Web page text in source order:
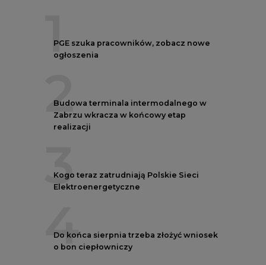
1
PGE szuka pracowników, zobacz nowe
ogłoszenia
2
Budowa terminala intermodalnego w
Zabrzu wkracza w końcowy etap
realizacji
3
Kogo teraz zatrudniają Polskie Sieci
Elektroenergetyczne
4
Do końca sierpnia trzeba złożyć wniosek
o bon ciepłowniczy